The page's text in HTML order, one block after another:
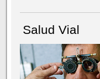
Salud Vial